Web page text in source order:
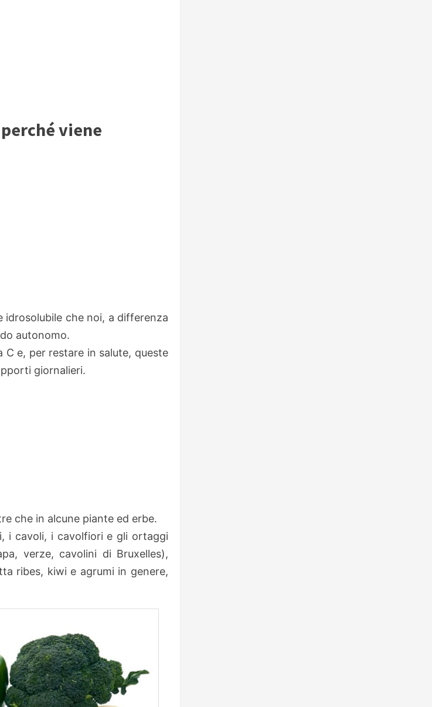
viene
idrosolubile che noi, a differenza
autonomo.
e, per restare in salute, queste
giornalieri.
che in alcune piante ed erbe.
i cavoli, i cavolfiori e gli ortaggi
verze, cavolini di Bruxelles),
ribes, kiwi e agrumi in genere,